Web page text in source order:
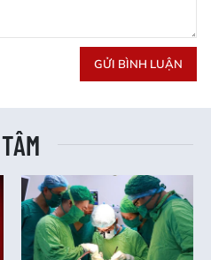
GỬI BÌNH LUẬN